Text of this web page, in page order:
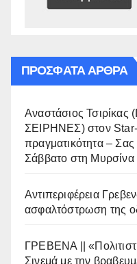
ΠΡΌΣΦΑΤΑ ΆΡΘΡΑ
Αναστάσιος
ΣΕΙΡΗΝΕΣ) στον Star-
πραγματικότητα –
Σάββατο στη
Αντιπεριφέρεια
ασφαλτόστρωση της
ΓΡΕΒΕΝΑ ||
Σινεμά με την